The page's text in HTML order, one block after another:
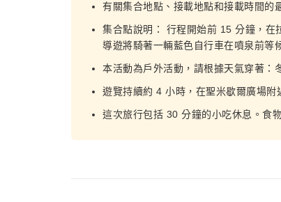
有關集合地點、接載地點和接載時間的
集合點說明： 行程開始前 15 分鐘，在
導遊將騎著一輛藍色自行車在噴泉前等
本活動為戶外活動，請根據天氣穿著：
遊覽持續約 4 小時，在聖米歇爾廣場附
這次旅行包括 30 分鐘的小吃休息。食